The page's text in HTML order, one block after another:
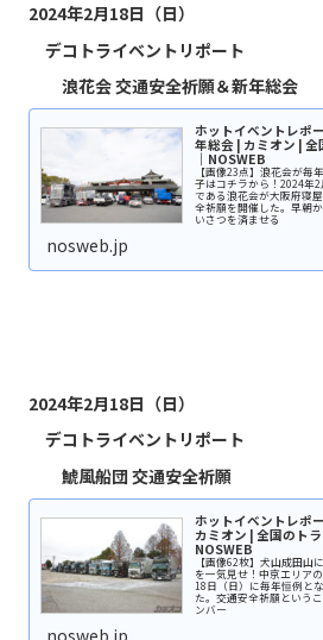
2024年2月18日（日）
デコトライベントリポート
浪花会 交通安全祈願＆新年総会
ホットイベントレポ
年総会 | カミオン |
｜NOSWEB
【画像23点】浪花会が毎
子はコチラから！2024年
である浪花会が大阪府寝
全祈願を開催した。早朝
いさつを済ませる
nosweb.jp
2024年2月18日（日）
デコトライベントリポート
鯱風船団 交通安全祈願
ホットイベントレポ
カミオン | 全国のト
NOSWEB
【画像62枚】犬山成田山
を一気見せ！中京エリア
18日（日）に毎年恒例と
た。交通安全祈願という
ンバー